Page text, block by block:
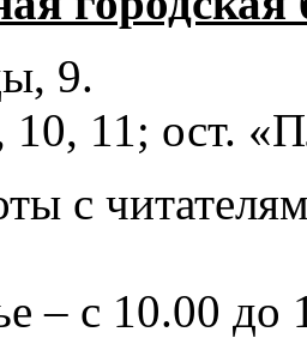
9.
10, 11; ост.
с
– с 10.00 до